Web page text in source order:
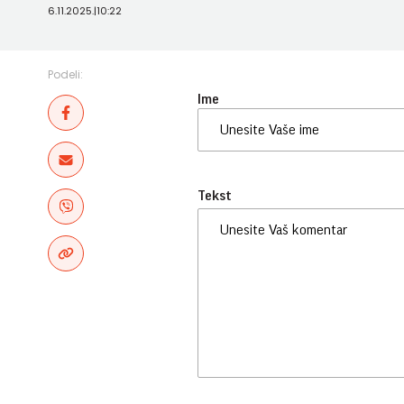
6.11.2025.|10:22
Podeli:
Ime
Tekst